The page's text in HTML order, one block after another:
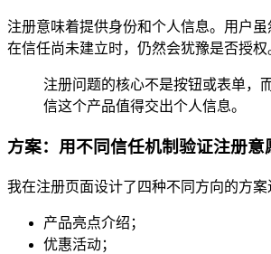
注册意味着提供身份和个人信息。用户
在信任尚未建立时，仍然会犹豫是否授权
注册问题的核心不是按钮或表单，
信这个产品值得交出个人信息。
方案：用不同信任机制验证注册意
我在注册页面设计了四种不同方向的方案
产品亮点介绍；
优惠活动；